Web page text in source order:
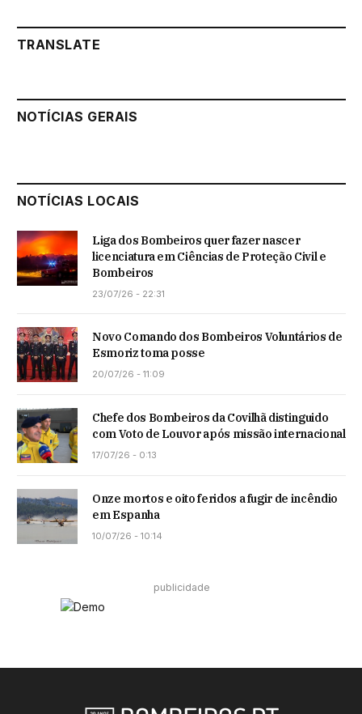
TRANSLATE
NOTÍCIAS GERAIS
NOTÍCIAS LOCAIS
Liga dos Bombeiros quer fazer nascer
licenciatura em Ciências de Proteção Civil e
Bombeiros
23/07/26 - 22:31
Novo Comando dos Bombeiros Voluntários de
Esmoriz toma posse
20/07/26 - 11:09
Chefe dos Bombeiros da Covilhã distinguido
com Voto de Louvor após missão internacional
17/07/26 - 0:13
Onze mortos e oito feridos a fugir de incêndio
em Espanha
10/07/26 - 10:14
publicidade